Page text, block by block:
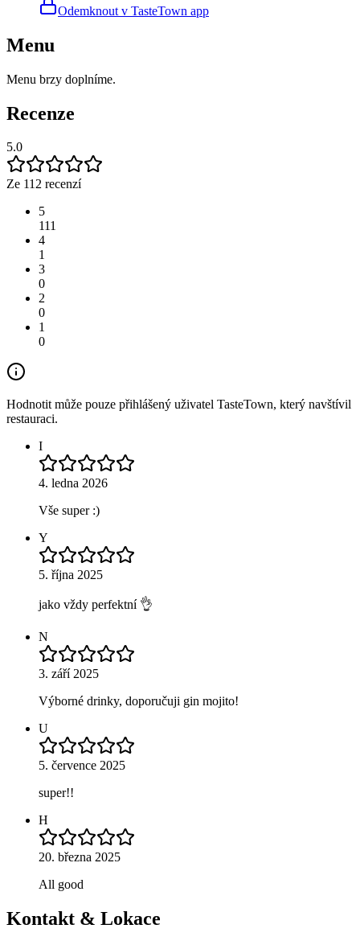
Odemknout v TasteTown app
Menu
Menu brzy doplníme.
Recenze
5.0
Ze 112 recenzí
5
111
4
1
3
0
2
0
1
0
Hodnotit může pouze přihlášený uživatel TasteTown, který navštívil
restauraci.
I
4. ledna 2026
Vše super :)
Y
5. října 2025
jako vždy perfektní 👌
N
3. září 2025
Výborné drinky, doporučuji gin mojito!
U
5. července 2025
super!!
H
20. března 2025
All good
Kontakt & Lokace